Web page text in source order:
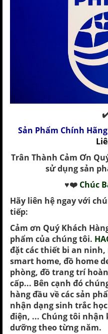
Sản Phẩm Chính
Trân Thành Cảm Ơn
sử dụng sản
♥️❤️ Chúc
Hãy liên hệ ngay với
tiếp:
Cảm ơn Quý Khách
phẩm của chúng tôi.
đặt các thiết bi an
smart home, đồ home
phòng, đồ trang trí
cấp... Bên cạnh đó
hàng đầu về các sản
nhận dạng sinh trắc
điện, ... Chúng tôi nhận
dưỡng theo từng năm.